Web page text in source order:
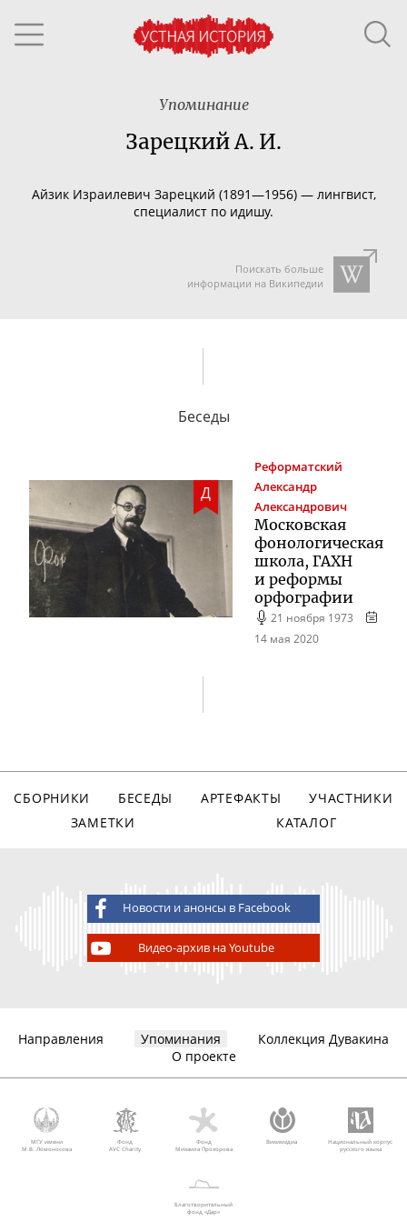
Упоминание
Зарецкий А. И.
Айзик Израилевич Зарецкий (1891—1956) — лингвист,
специалист по идишу.
Поискать больше
информации на Википедии
Беседы
Д
Реформатский
Александр
Александрович
Московская
фонологическая
школа, ГАХН
и реформы
орфографии
21 ноября 1973
14 мая 2020
СБОРНИКИ БЕСЕДЫ АРТЕФАКТЫ
УЧАСТНИКИ
ЗАМЕТКИ
КАТАЛОГ
Новости и анонсы в Facebook
Видео-архив на Youtube
Направления Упоминания
Коллекция Дувакина
О проекте
МГУ имени
М.В. Ломоносова
Фонд
AVC Charity
Фонд
Михаила Прохорова
Викимедиа
Национальный корпус
русского языка
Благотворительный
фонд «Дар»